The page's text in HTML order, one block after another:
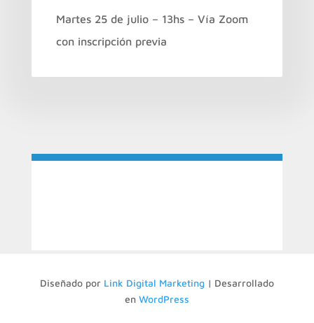
Martes 25 de julio – 13hs – Vía Zoom
con inscripción previa
Diseñado por Link Digital Marketing | Desarrollado
en WordPress